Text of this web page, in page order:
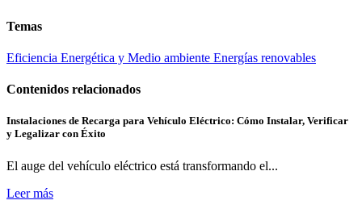
Temas
Eficiencia Energética y Medio ambiente Energías renovables
Contenidos relacionados
Instalaciones de Recarga para Vehículo Eléctrico: Cómo Instalar, Verificar
y Legalizar con Éxito
El auge del vehículo eléctrico está transformando el...
Leer más